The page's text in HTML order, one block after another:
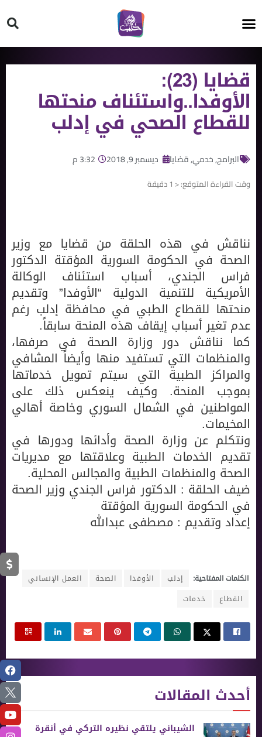
قضايا (23):
الأوفدا..واستئناف منحتها
للقطاع الصحي في إدلب
البرامج,خدمي,قضايا ديسمبر 9, 2018 3:32 م
وقت القراءة المتوقع:< 1 دقيقة
نناقش في هذه الحلقة من قضايا مع وزير
الصحة في الحكومة السورية المؤقتة الدكتور
فراس الجندي، أسباب استئناف الوكالة
الأمريكية للتنمية الدولية “الأوفدا” وتقديم
منحتها للقطاع الطبي في محافظة إدلب رغم
عدم تغير أسباب إيقاف هذه المنحة سابقاً.
كما نناقش دور وزارة الصحة في صرفها،
والمنظمات التي تستفيد منها وأيضاً المشافي
والمراكز الطبية التي سيتم تمويل خدماتها
بموجب المنحة. وكيف ينعكس ذلك على
المواطنين في الشمال السوري وخاصة أهالي
المخيمات.
ونتكلم عن وزارة الصحة وأدائها ودورها في
تقديم الخدمات الطبية وعلاقتها مع مديريات
الصحة والمنظمات الطبية والمجالس المحلية.
ضيف الحلقة : الدكتور فراس الجندي وزير الصحة
في الحكومة السورية المؤقتة
إعداد وتقديم : مصطفى عبدالله
الكلمات المفتاحية: إدلب الأوفدا الصحة
العمل الإنساني
القطاع
خدمات
أحدث المقالات
الشيباني يلتقي نظيره التركي في أنقرة